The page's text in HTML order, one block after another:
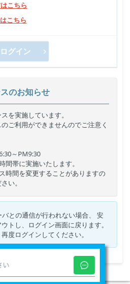
こちら
こちら
ログイン
のお知らせ
を実施しています。
ご利用ができませんのでご注意く
～PM9:30
帯に実施いたします。
時間を変更することがありますの
い。
との通信が行われない場合、 安
トし、ログイン画面に戻ります。
度ログインしてください。